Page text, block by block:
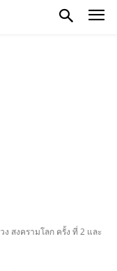
สงครามโลก ครั้ง ที่ 2 และ